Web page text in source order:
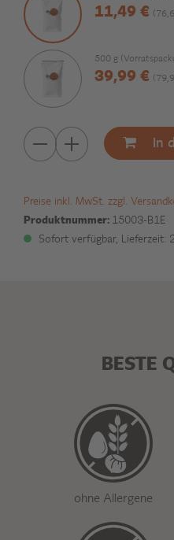
11,49 €
500 g
39,99 €
In
Preise inkl. MwSt. zzgl.
Produktnummer: 15003-B1E
Sofort verfügbar, Lieferzeit:
BESTE
ohne Allergene